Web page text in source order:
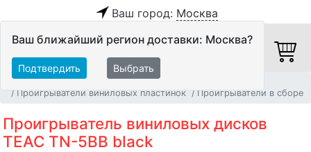
Ваш город: Москва
Ваш ближайший регион доставки: Москва?
Подтвердить Выбрать
Проигрыватели виниловых пластинок
Проигрыватели в сборе
Проигрыватель виниловых дисков
TEAC TN-5BB black